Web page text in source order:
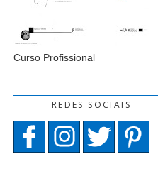
Curso Profissional
REDES SOCIAIS